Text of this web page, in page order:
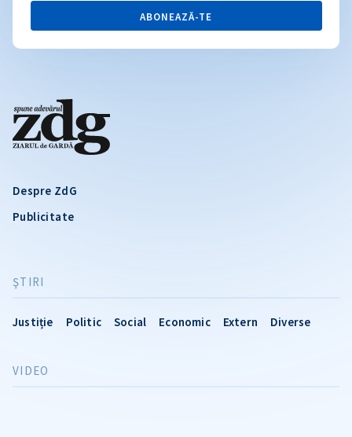
Despre ZdG
Publicitate
ŞTIRI
Justiție Politic Social Economic Extern Diverse
VIDEO
ABONEAZĂ-TE